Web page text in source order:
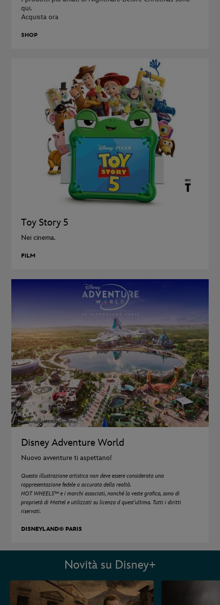
qui.
Acquista ora
SHOP
Toy Story 5
Nei cinema.
FILM
Disney Adventure World
Nuovo avventure ti aspettano!
Questa illustrazione artistica non deve essere considerata una
rappresentazione fedele o accurata della realtà.
HOT WHEELS™ e i marchi associati, nonché la veste grafica, sono di
proprietà di Mattel e utilizzati su licenza d quest’ultima. Tutti i diritti
riservati.
DISNEYLAND® PARIS
Novità su Disney+